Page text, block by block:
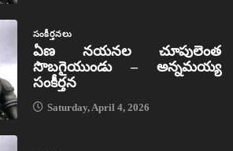
సంకీర్తనలు
ఏణ నయనల చూపులెంత
సొబగైయుండు – అన్నమయ్య
సంకీర్తన
Saturday, April 4, 2026